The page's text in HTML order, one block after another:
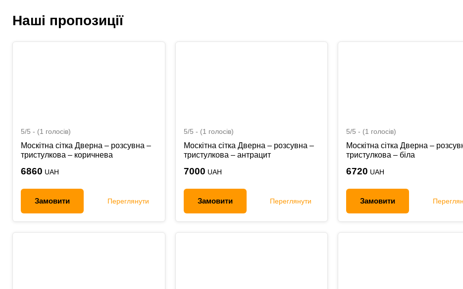
Наші пропозиції
5/5 - (1 голосів)
Москітна сітка Дверна – розсувна –
тристулкова – коричнева
6860 UAH
Замовити Переглянути
5/5 - (1 голосів)
Москітна сітка Дверна – розсувна –
тристулкова – антрацит
7000 UAH
Замовити Переглянути
5/5 - (1 голосів)
Москітна сітка Дверна –
тристулкова – біла
6720 UAH
Замовити